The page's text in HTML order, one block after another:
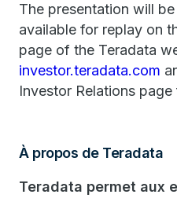
The presentation will
available for replay on
page of the Teradata
investor.teradata.com
Investor Relations
À propos de Teradata
Teradata permet aux